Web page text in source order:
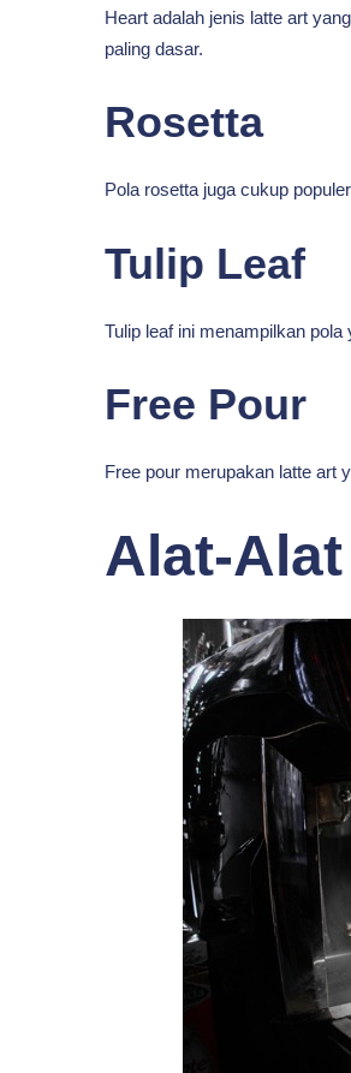
Heart adalah jenis latte art
paling dasar.
Rosetta
Pola rosetta juga cukup
Tulip Leaf
Tulip leaf ini menampilkan
Free Pour
Free pour merupakan latte art
Alat-Alat